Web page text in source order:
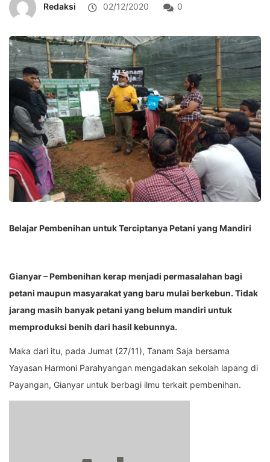
Redaksi 02/12/2020 0
Belajar Pembenihan untuk Terciptanya Petani yang Mandiri
Gianyar – Pembenihan kerap menjadi permasalahan bagi
petani maupun masyarakat yang baru mulai berkebun. Tidak
jarang masih banyak petani yang belum mandiri untuk
memproduksi benih dari hasil kebunnya.
Maka dari itu, pada Jumat (27/11), Tanam Saja bersama
Yayasan Harmoni Parahyangan mengadakan sekolah lapang di
Payangan, Gianyar untuk berbagi ilmu terkait pembenihan.